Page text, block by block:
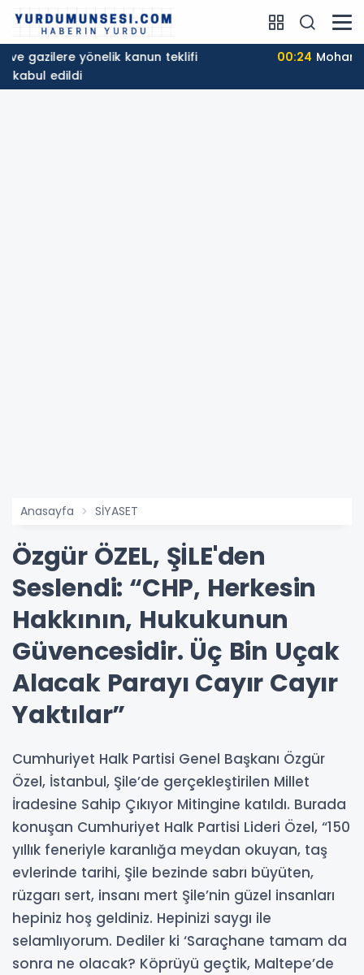
00:24Mohamed Salah, Trabzon'da coşkuyla
Anasayfa SİYASET
Özgür ÖZEL, ŞİLE'den
Seslendi: “CHP, Herkesin
Hakkının, Hukukunun
Güvencesidir. Üç Bin Uçak
Alacak Parayı Cayır Cayır
Yaktılar”
Cumhuriyet Halk Partisi Genel Başkanı Özgür
Özel, İstanbul, Şile’de gerçekleştirilen Millet
İradesine Sahip Çıkıyor Mitingine katıldı. Burada
konuşan Cumhuriyet Halk Partisi Lideri Özel, “150
yıllık feneriyle karanlığa meydan okuyan, taş
evlerinde tarihi, Şile bezinde sabrı büyüten,
rüzgarı sert, insanı mert Şile’nin güzel insanları
hepiniz hoş geldiniz. Hepinizi saygı ile
selamlıyorum. Dediler ki ‘Saraçhane tamam da
sonra ne olacak? Köprüyü geçtik, Maltepe’de